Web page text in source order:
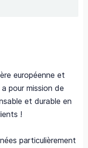
européenne et
pour mission de
et durable en
!
particulièrement